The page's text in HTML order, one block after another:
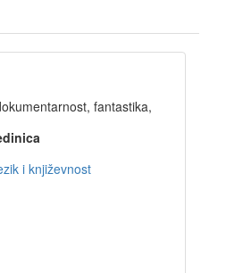
fantastika,
i književnost